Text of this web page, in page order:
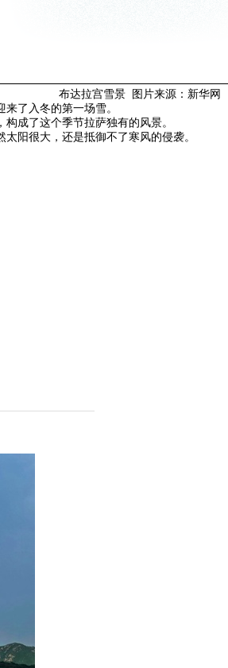
布达拉宫雪景 图片来源：新华网
了入冬的第一场雪。
成了这个季节拉萨独有的风景。
阳很大，还是抵御不了寒风的侵袭。